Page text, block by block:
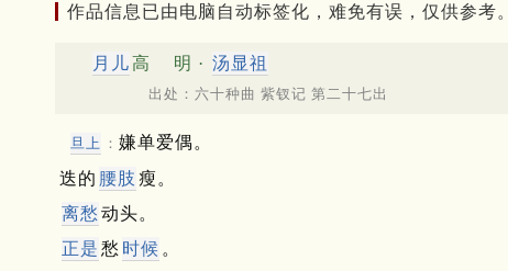
作品信息已由电脑自动标签化，难免有误，仅供参考。
月儿高 明 · 汤显祖
出处：六十种曲 紫钗记 第二十七出
旦上 ： 嫌单爱偶。
迭的 腰肢 瘦。
离愁 动头。
正是 愁 时候 。